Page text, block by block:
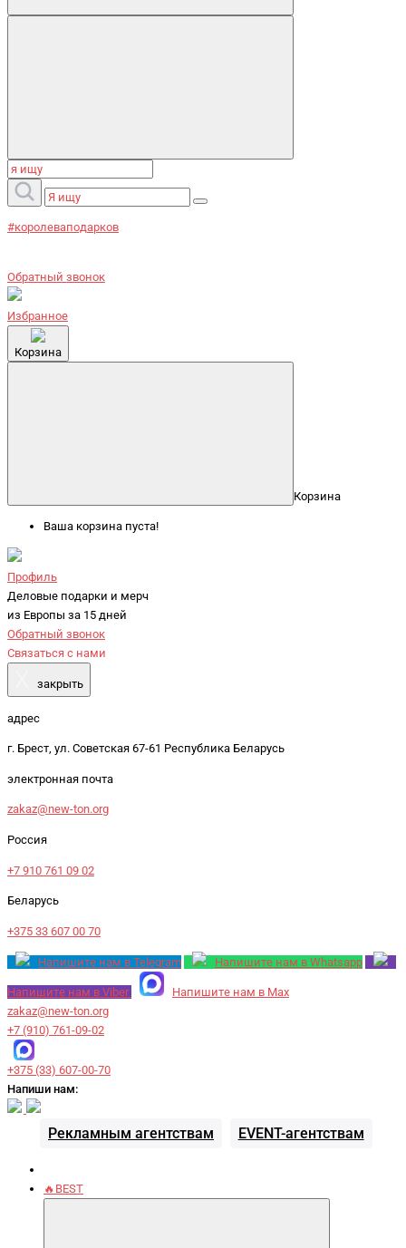
#королеваподарков
Обратный звонок
Избранное
Корзина
Корзина
Ваша корзина пуста!
Профиль
Деловые подарки и мерч
из Европы за 15 дней
Обратный звонок
Связаться с нами
закрыть
адрес
г. Брест, ул. Советская 67-61 Республика Беларусь
электронная почта
zakaz@new-ton.org
Россия
+7 910 761 09 02
Беларусь
+375 33 607 00 70
Напишите нам в Telegram Напишите нам в Whatsapp
Напишите нам в Viber
Напишите нам в Max
zakaz@new-ton.org
+7 (910) 761-09-02
+375 (33) 607-00-70
Напиши нам:
Рекламным агентствам EVENT-агентствам
🔥BEST